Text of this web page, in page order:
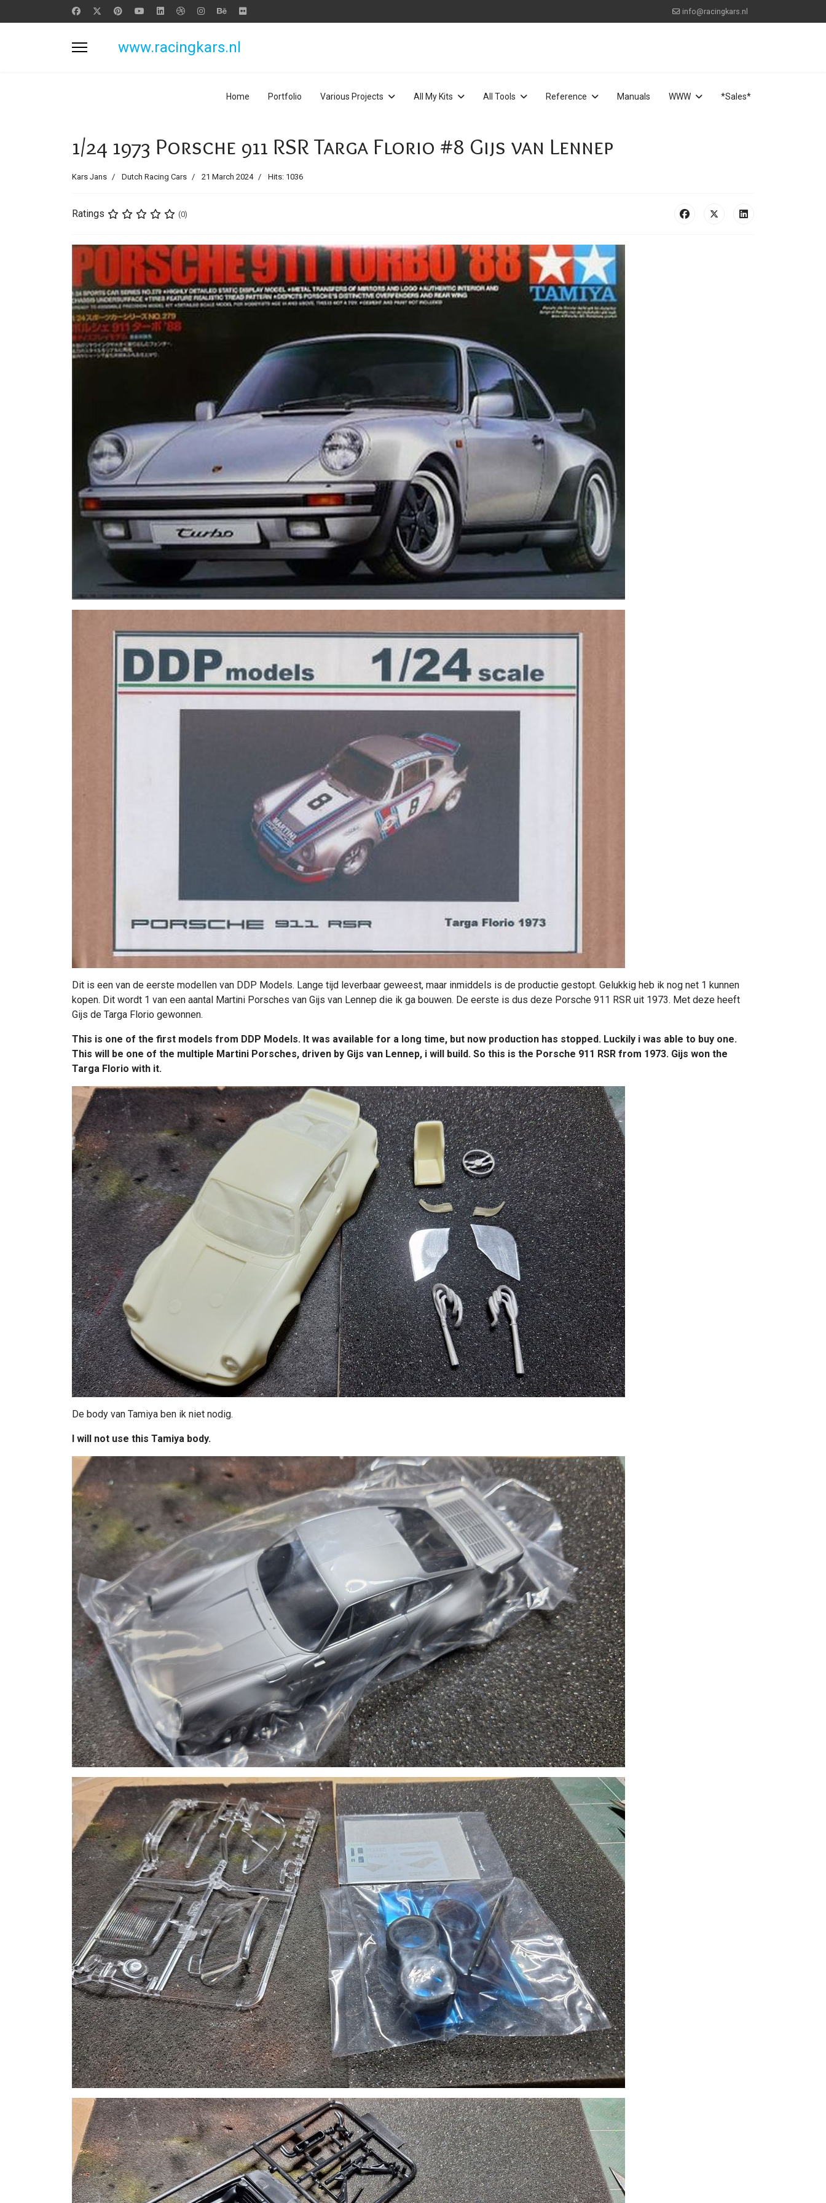
info@racingkars.nl
www.racingkars.nl
Home Portfolio Various Projects All My Kits All Tools Reference Manuals WWW *Sales*
1/24 1973 Porsche 911 RSR Targa Florio #8 Gijs van Lennep
Kars Jans Dutch Racing Cars 21 March 2024 Hits: 1036
Ratings (0)
Dit is een van de eerste modellen van DDP Models. Lange tijd leverbaar geweest, maar inmiddels is de productie gestopt. Gelukkig heb ik nog net 1 kunnen
kopen. Dit wordt 1 van een aantal Martini Porsches van Gijs van Lennep die ik ga bouwen. De eerste is dus deze Porsche 911 RSR uit 1973. Met deze heeft
Gijs de Targa Florio gewonnen.
This is one of the first models from DDP Models. It was available for a long time, but now production has stopped. Luckily i was able to buy one.
This will be one of the multiple Martini Porsches, driven by Gijs van Lennep, i will build. So this is the Porsche 911 RSR from 1973. Gijs won the
Targa Florio with it.
De body van Tamiya ben ik niet nodig.
I will not use this Tamiya body.